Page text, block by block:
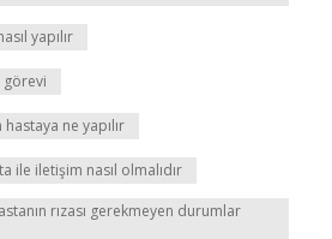
yapılır
görevi
ne yapılır
ile iletişim nasıl olmalıdır
rızası gerekmeyen durumlar